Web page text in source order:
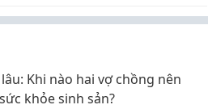
Khi nào hai vợ chồng nên
khỏe sinh sản?